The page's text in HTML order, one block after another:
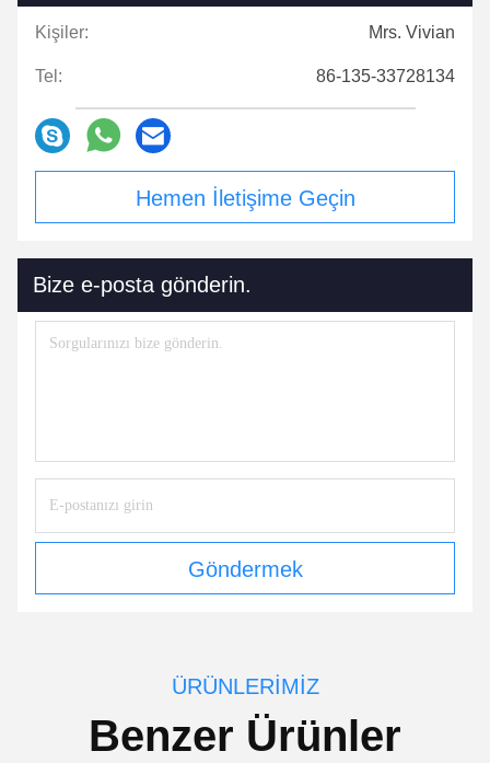
Kişiler: Mrs. Vivian
Tel: 86-135-33728134
Hemen İletişime Geçin
Bize e-posta gönderin.
Göndermek
ÜRÜNLERIMIZ
Benzer Ürünler